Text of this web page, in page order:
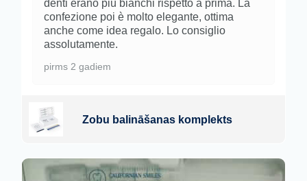
denti erano più bianchi rispetto a prima. La
confezione poi è molto elegante, ottima
anche come idea regalo. Lo consiglio
assolutamente.
pirms 2 gadiem
Zobu balināšanas komplekts